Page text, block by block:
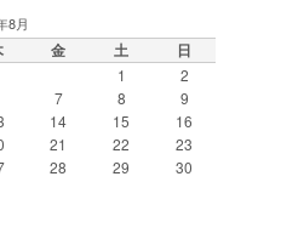
8月
金 土 日
1
2
7 8
9
14 15
16
21 22
23
28 29
30